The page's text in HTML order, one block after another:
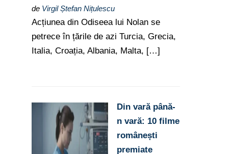
de Virgil Ștefan Nițulescu
Acțiunea din Odiseea lui Nolan se
petrece în țările de azi Turcia, Grecia,
Italia, Croația, Albania, Malta, […]
Din vară până-
n vară: 10 filme
românești
premiate